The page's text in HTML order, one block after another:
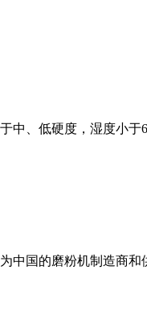
、低硬度，湿度小
中国的磨粉机制造商